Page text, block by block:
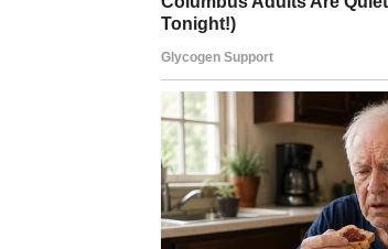
kardiovaskularni sistem.